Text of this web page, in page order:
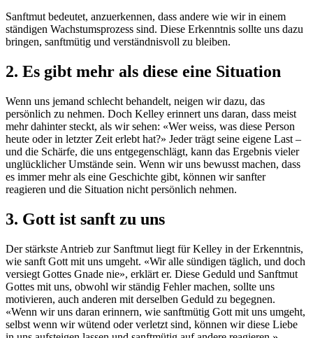
Sanftmut bedeutet, anzuerkennen, dass andere wie wir in einem
ständigen Wachstumsprozess sind. Diese Erkenntnis sollte uns dazu
bringen, sanftmütig und verständnisvoll zu bleiben.
2. Es gibt mehr als diese eine Situation
Wenn uns jemand schlecht behandelt, neigen wir dazu, das
persönlich zu nehmen. Doch Kelley erinnert uns daran, dass meist
mehr dahinter steckt, als wir sehen: «Wer weiss, was diese Person
heute oder in letzter Zeit erlebt hat?» Jeder trägt seine eigene Last –
und die Schärfe, die uns entgegenschlägt, kann das Ergebnis vieler
unglücklicher Umstände sein. Wenn wir uns bewusst machen, dass
es immer mehr als eine Geschichte gibt, können wir sanfter
reagieren und die Situation nicht persönlich nehmen.
3. Gott ist sanft zu uns
Der stärkste Antrieb zur Sanftmut liegt für Kelley in der Erkenntnis,
wie sanft Gott mit uns umgeht. «Wir alle sündigen täglich, und doch
versiegt Gottes Gnade nie», erklärt er. Diese Geduld und Sanftmut
Gottes mit uns, obwohl wir ständig Fehler machen, sollte uns
motivieren, auch anderen mit derselben Geduld zu begegnen.
«Wenn wir uns daran erinnern, wie sanftmütig Gott mit uns umgeht,
selbst wenn wir wütend oder verletzt sind, können wir diese Liebe